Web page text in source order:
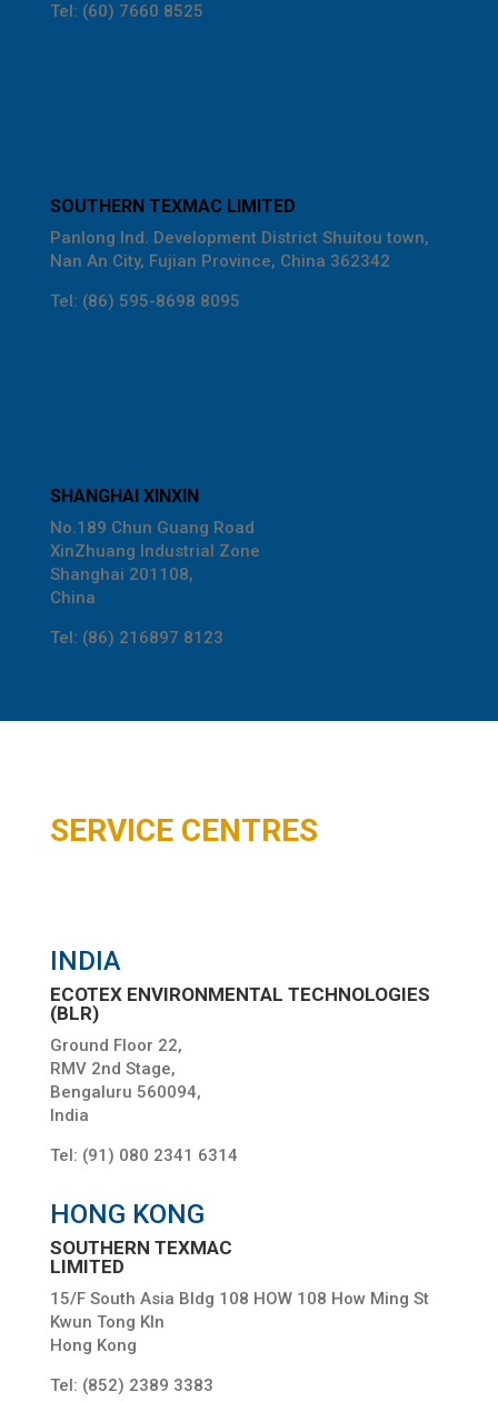
Tel: (60) 7660 8525
SOUTHERN TEXMAC LIMITED
Panlong Ind. Development District Shuitou town,
Nan An City, Fujian Province, China 362342
Tel: (86) 595-8698 8095
SHANGHAI XINXIN
No.189 Chun Guang Road
XinZhuang Industrial Zone
Shanghai 201108,
China
Tel: (86) 216897 8123
SERVICE CENTRES
INDIA
ECOTEX ENVIRONMENTAL TECHNOLOGIES
(BLR)
Ground Floor 22,
RMV 2nd Stage,
Bengaluru 560094,
India
Tel: (91) 080 2341 6314
HONG KONG
SOUTHERN TEXMAC
LIMITED
15/F South Asia Bldg 108 HOW 108 How Ming St
Kwun Tong Kln
Hong Kong
Tel: (852) 2389 3383